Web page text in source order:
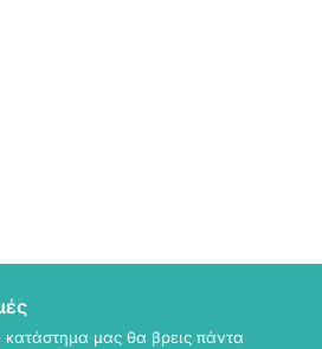
κατάστημα μας θα βρεις πάντα